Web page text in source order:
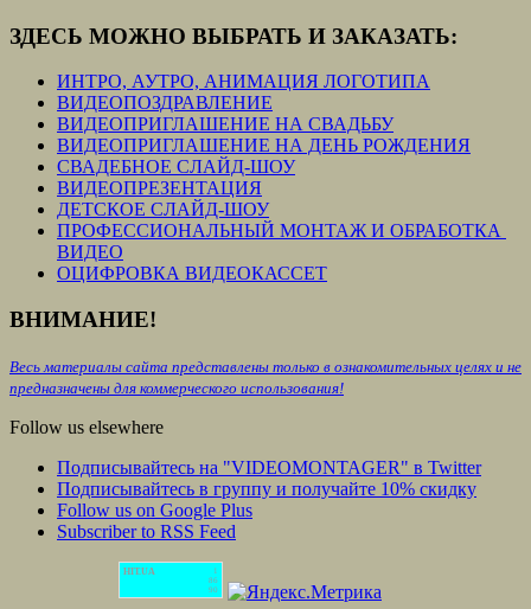
ЗДЕСЬ МОЖНО ВЫБРАТЬ И ЗАКАЗАТЬ:
ИНТРО, АУТРО, АНИМАЦИЯ ЛОГОТИПА
ВИДЕОПОЗДРАВЛЕНИЕ
ВИДЕОПРИГЛАШЕНИЕ НА СВАДЬБУ
ВИДЕОПРИГЛАШЕНИЕ НА ДЕНЬ РОЖДЕНИЯ
СВАДЕБНОЕ СЛАЙД-ШОУ
ВИДЕОПРЕЗЕНТАЦИЯ
ДЕТСКОЕ СЛАЙД-ШОУ
ПРОФЕССИОНАЛЬНЫЙ МОНТАЖ И ОБРАБОТКА
ВИДЕО
ОЦИФРОВКА ВИДЕОКАССЕТ
ВНИМАНИЕ!
Весь материалы сайта представлены только в ознакомительных целях и не
предназначены для коммерческого использования!
Follow us elsewhere
Подписывайтесь на "VIDEOMONTAGER" в Twitter
Подписывайтесь в группу и получайте 10% скидку
Follow us on Google Plus
Subscriber to RSS Feed
HIT.UA
1
86
90